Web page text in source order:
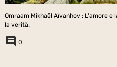
Omraam Mikhaël Aïvanhov : L'amore e
la verità.
0